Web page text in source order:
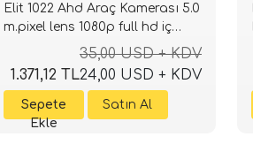
Elit 1022 Ahd Araç Kamerası 5.0
m.pixel lens 1080p full hd iç
35,00 USD + KDV
24,00 USD + KDV
1.371,12 TL